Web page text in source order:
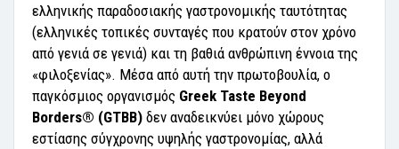
ελληνικής παραδοσιακής γαστρονομικής ταυτότητας
(ελληνικές τοπικές συνταγές που κρατούν στον χρόνο
από γενιά σε γενιά) και τη βαθιά ανθρώπινη έννοια της
«φιλοξενίας». Μέσα από αυτή την πρωτοβουλία, ο
παγκόσμιος οργανισμός Greek Taste Beyond
Borders® (GTBB) δεν αναδεικνύει μόνο χώρους
εστίασης σύγχρονης υψηλής γαστρονομίας, αλλά